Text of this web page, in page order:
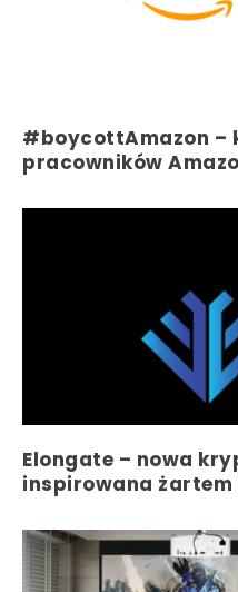
#boycottAmazon –
pracowników
Elongate – nowa
inspirowana żartem